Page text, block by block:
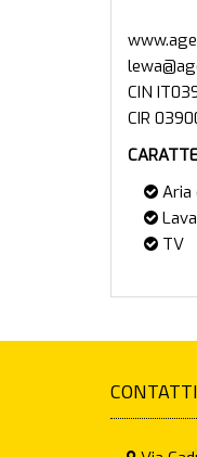
CIN
Aria
TV
CONTATTI